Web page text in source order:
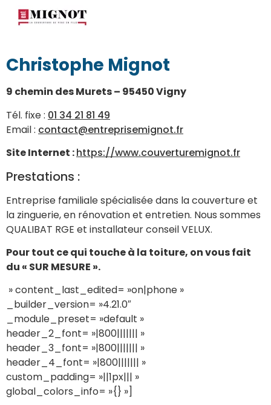
Christophe Mignot
9 chemin des Murets – 95450 Vigny
Tél. fixe : 01 34 21 81 49
Email : contact@entreprisemignot.fr
Site Internet :https://www.couverturemignot.fr
Prestations :
Entreprise familiale spécialisée dans la couverture et
la zinguerie, en rénovation et entretien. Nous sommes
QUALIBAT RGE et installateur conseil VELUX.
Pour tout ce qui touche à la toiture, on vous fait
du « SUR MESURE ».
» content_last_edited= »on|phone »
_builder_version= »4.21.0″
_module_preset= »default »
header_2_font= »|800||||||| »
header_3_font= »|800||||||| »
header_4_font= »|800||||||| »
custom_padding= »||1px||| »
global_colors_info= »{} »]